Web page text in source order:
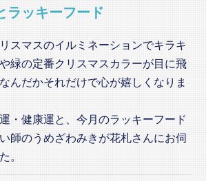
ラッキーフード
スマスのイルミネーションでキラキ
緑の定番クリスマスカラーが目に飛
んだかそれだけで心が嬉しくなりま
・健康運と、今月のラッキーフード
師のうめざわみきが花札さんにお伺
。